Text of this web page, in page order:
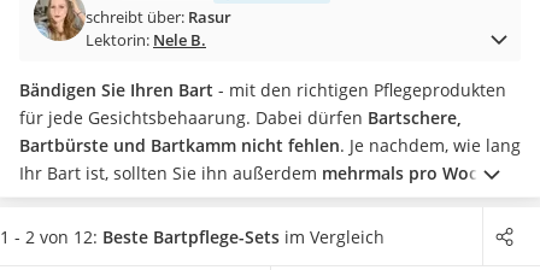
Massagepistole
Reisehaartrockner
Eiweißpulver
Magnesiumpräparat
Katzenklappe
Nackenmassagegerät
Zeckenschutz Katze
schreibt über: Rasur
Lektorin: Nele B.
Bändigen Sie Ihren Bart - mit den richtigen Pflegeprodukten
für jede Gesichtsbehaarung. Dabei dürfen Bartschere,
Bartbürste und Bartkamm nicht fehlen. Je nachdem, wie lang
Ihr Bart ist, sollten Sie ihn außerdem mehrmals pro Woche
mit einem pflegenden Shampoo oder Ölverwöhnen. Denn:
Ein gepflegter Bart spricht für ein sauberes Erscheinungsbild.
1 - 2 von 12: Beste Bartpflege-Sets im Vergleich